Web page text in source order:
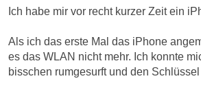
Ich habe mir vor recht kurzer Zeit ein
Als ich das erste Mal das iPhone
es das WLAN nicht mehr. Ich konnte
bisschen rumgesurft und den